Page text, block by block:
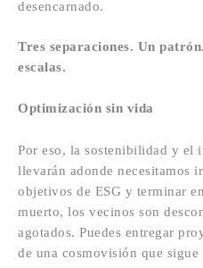
desencarnado.
Tres separaciones. Un
escalas.
Optimización sin vida
Por eso, la sostenibilidad y el
llevarán adonde necesitamos
objetivos de ESG y terminar
muerto, los vecinos son
agotados. Puedes entregar
de una cosmovisión que